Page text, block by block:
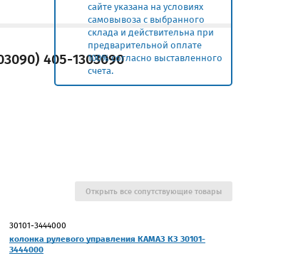
сайте указана на условиях
самовывоза с выбранного
склада и действительна при
предварительной оплате
100% согласно выставленного
счета.
405-1303090
30101-3444000
колонка рулевого управления КАМАЗ КЗ 30101-
3444000
Открыть все сопутствующие товары